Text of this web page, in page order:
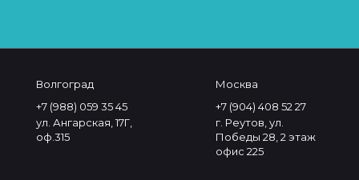
Волгоград
+7 (988) 059 35 45
ул. Ангарская, 17Г,
оф.315
Москва
+7 (904) 408 52 27
г. Реутов, ул.
Победы 28, 2 этаж
офис 225